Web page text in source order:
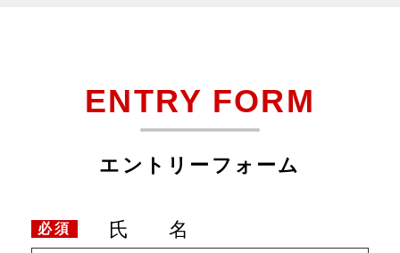
ENTRY FORM
エントリーフォーム
必須 氏名